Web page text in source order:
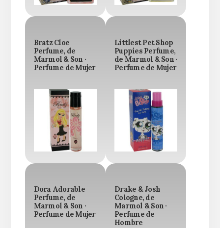
Bratz Cloe
Perfume, de
Marmol & Son ·
Perfume de Mujer
Littlest Pet Shop
Puppies Perfume,
de Marmol & Son ·
Perfume de Mujer
Dora Adorable
Perfume, de
Marmol & Son ·
Perfume de Mujer
Drake & Josh
Cologne, de
Marmol & Son ·
Perfume de
Hombre